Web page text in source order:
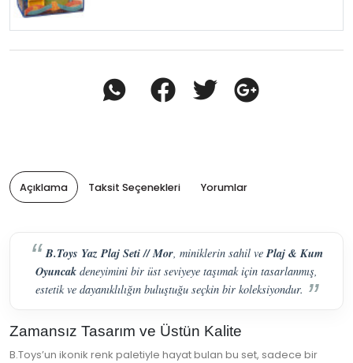
Açıklama Taksit Seçenekleri Yorumlar
B.Toys Yaz Plaj Seti // Mor, miniklerin sahil vePlaj & Kum
Oyuncak deneyimini bir üst seviyeye taşımak için tasarlanmış,
estetik ve dayanıklılığın buluştuğu seçkin bir koleksiyondur.
Zamansız Tasarım ve Üstün Kalite
B.Toys’un ikonik renk paletiyle hayat bulan bu set, sadece bir